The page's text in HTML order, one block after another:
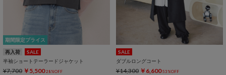
期間限定プライス
再入荷
SALE
半袖ショートテーラードジャケット
¥7,700 ￥5,500 28%OFF
SALE
ダブルロングコート
¥14,300 ￥6,600 53%OFF